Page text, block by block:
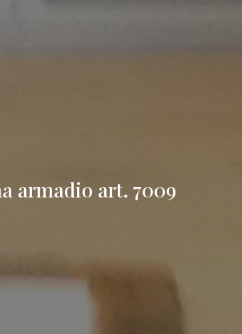
armadio art. 7009